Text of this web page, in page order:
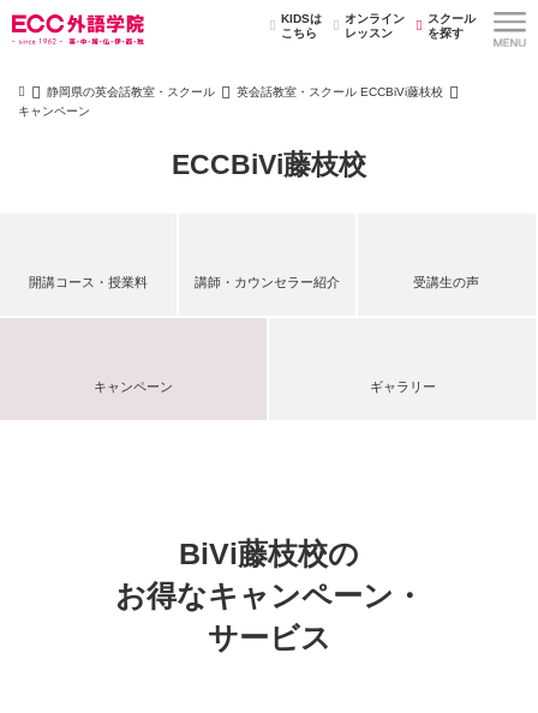
KIDSは
こちら
オンライン
レッスン
スクール
を探す
静岡県の英会話教室・スクール
英会話教室・スクール ECCBiVi藤枝校
キャンペーン
ECCBiVi藤枝校
開講コース・授業料 講師・カウンセラー紹介 受講生の声
キャンペーン ギャラリー
BiVi藤枝校の
お得なキャンペーン・
サービス